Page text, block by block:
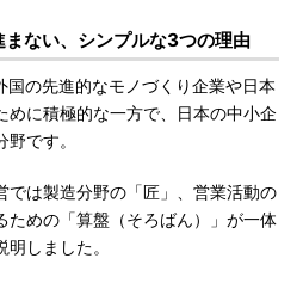
ない、シンプルな3つの理由
の先進的なモノづくり企業や日本
めに積極的な一方で、日本の中小企
です。
では製造分野の「匠」、営業活動の
ための「算盤（そろばん）」が一体
しました。